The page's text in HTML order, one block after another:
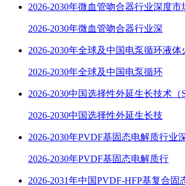
2026-2030年微血管吻合器行业深度
2026-2030年微血管吻合器行业深
2026-2030年全球及中国电泵循环液
2026-2030年全球及中国电泵循环
2026-2030中国选择性外延生长技术
2026-2030中国选择性外延生长技
2026-2030年PVDF基固态电解质行业
2026-2030年PVDF基固态电解质行
2026-2031年中国PVDF-HFP基复合